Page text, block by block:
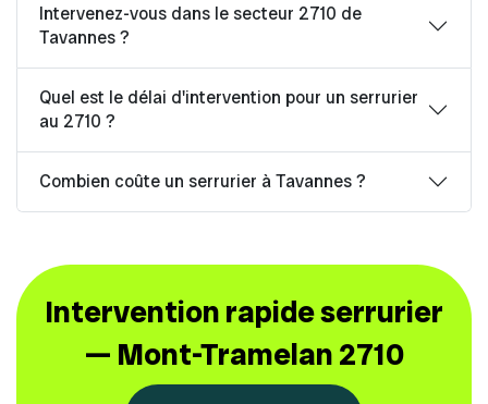
Intervenez-vous dans le secteur 2710 de
Tavannes ?
Quel est le délai d'intervention pour un serrurier
au 2710 ?
Combien coûte un serrurier à Tavannes ?
Intervention rapide serrurier
— Mont-Tramelan 2710